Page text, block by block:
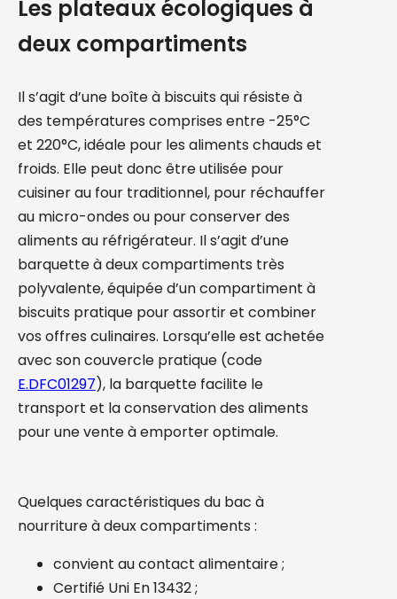
Les plateaux écologiques à
deux compartiments
Il s’agit d’une boîte à biscuits qui résiste à
des températures comprises entre -25°C
et 220°C, idéale pour les aliments chauds et
froids. Elle peut donc être utilisée pour
cuisiner au four traditionnel, pour réchauffer
au micro-ondes ou pour conserver des
aliments au réfrigérateur. Il s’agit d’une
barquette à deux compartiments très
polyvalente, équipée d’un compartiment à
biscuits pratique pour assortir et combiner
vos offres culinaires. Lorsqu’elle est achetée
avec son couvercle pratique (code
E.DFC01297), la barquette facilite le
transport et la conservation des aliments
pour une vente à emporter optimale.
Quelques caractéristiques du bac à
nourriture à deux compartiments :
convient au contact alimentaire ;
Certifié Uni En 13432 ;